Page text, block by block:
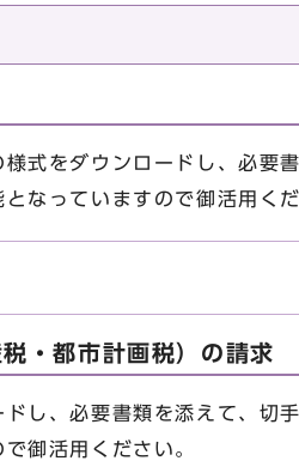
式をダウンロードし、必要
なっていますので御活用くだ
・都市計画税）の請求
し、必要書類を添えて、切
御活用ください。